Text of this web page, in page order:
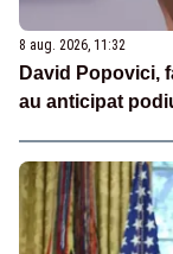
8 aug. 2026, 11:32
David Popovici,
au anticipat